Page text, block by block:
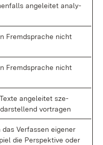
an­ge­lei­tet ana­ly­
Fremd­spra­che nicht
Fremd­spra­che nicht
an­ge­lei­tet sze­
vor­tra­gen
Ver­fas­sen ei­ge­ner
die Per­spek­ti­ve oder